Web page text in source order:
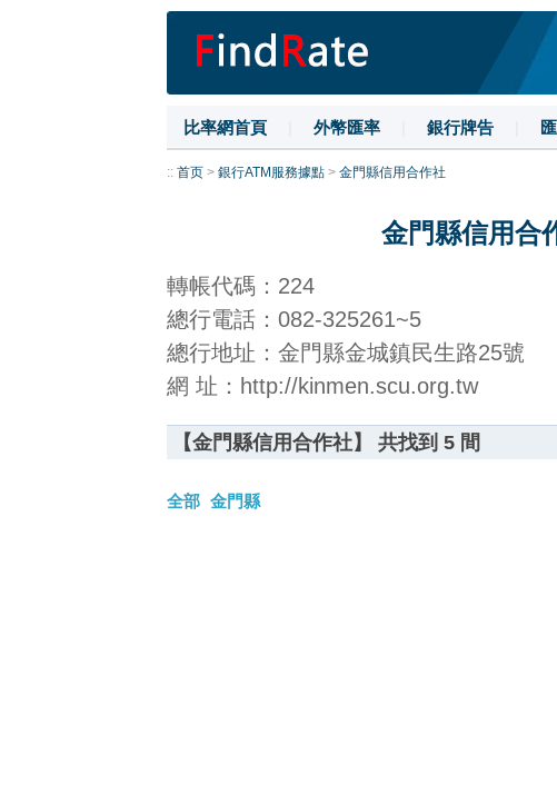
比率網首頁 外幣匯率 銀行牌告
:: 首页> 銀行ATM服務據點> 金門縣信用合作社
金門縣信用合
轉帳代碼：224
總行電話：082-325261~5
總行地址：金門縣金城鎮民生路25號
網 址：http://kinmen.scu.org.tw
【金門縣信用合作社】 共找到 5 間
全部 金門縣